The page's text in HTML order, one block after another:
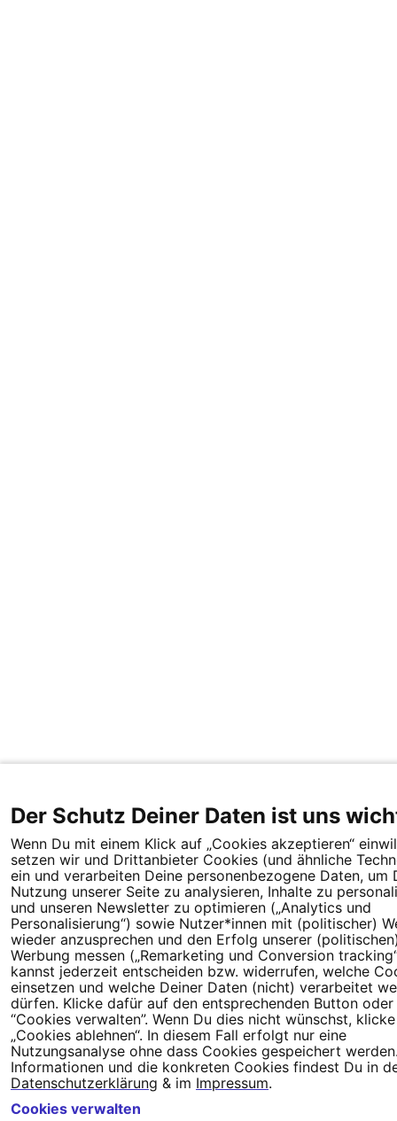
Der Schutz Deiner Daten ist uns
Wenn Du mit einem Klick auf „Cookies akzeptieren“
setzen wir und Drittanbieter Cookies (und ähnliche
ein und verarbeiten Deine personenbezogene Daten, um
Nutzung unserer Seite zu analysieren, Inhalte zu
und unseren Newsletter zu optimieren („Analytics und
Personalisierung“) sowie Nutzer*innen mit (politischer)
wieder anzusprechen und den Erfolg unserer
Werbung messen („Remarketing und Conversion
kannst jederzeit entscheiden bzw. widerrufen, welche
einsetzen und welche Deiner Daten (nicht) verarbeitet
dürfen. Klicke dafür auf den entsprechenden Button
“Cookies verwalten”. Wenn Du dies nicht wünschst,
„Cookies ablehnen“. In diesem Fall erfolgt nur eine
Nutzungsanalyse ohne dass Cookies gespeichert
Informationen und die konkreten Cookies findest Du in
Datenschutzerklärung & im Impressum.
Cookies verwalten